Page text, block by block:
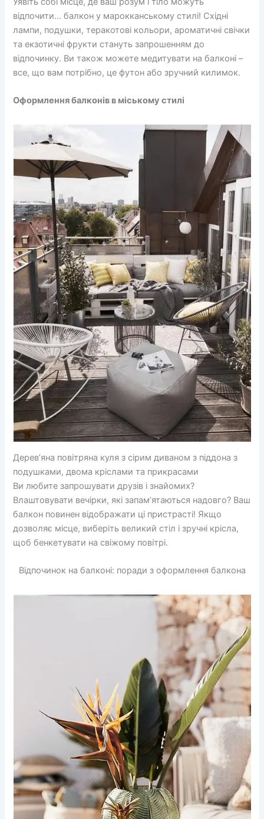
відпочити… балкон у марокканському стилі! Східні
лампи, подушки, теракотові кольори, ароматичні свічки
та екзотичні фрукти стануть запрошенням до
відпочинку. Ви також можете медитувати на балконі –
все, що вам потрібно, це футон або зручний килимок.
Оформлення балконів в міському стилі
Дерев’яна повітряна куля з сірим диваном з піддона з
подушками, двома кріслами та прикрасами
Ви любите запрошувати друзів і знайомих?
Влаштовувати вечірки, які запам’ятаються надовго? Ваш
балкон повинен відображати ці пристрасті! Якщо
дозволяє місце, виберіть великий стіл і зручні крісла,
щоб бенкетувати на свіжому повітрі.
Відпочинок на балконі: поради з оформлення балкона